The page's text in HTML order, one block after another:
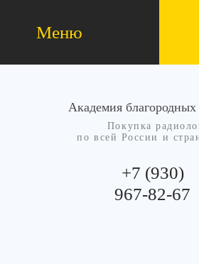
Меню
Академия благородных
Покупка
по всей России и
+7 (930)
967-82-67